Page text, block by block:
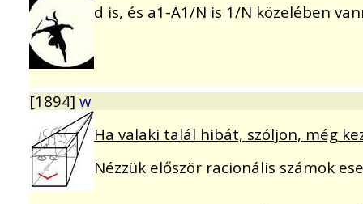
d is, és a1-A1/N is 1/N közelében
[1894] w
Ha valaki talál hibát, szóljon, még
Nézzük először racionális számok